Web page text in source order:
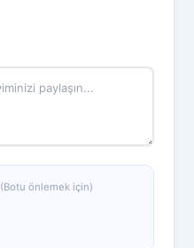
(Botu önlemek için)